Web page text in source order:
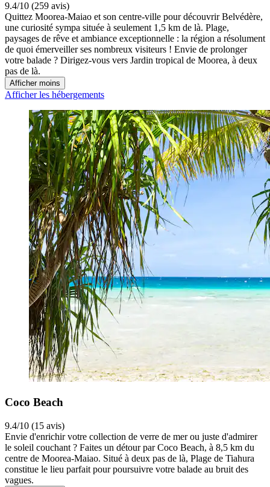
9.4/10 (259 avis)
Quittez Moorea-Maiao et son centre-ville pour découvrir Belvédère,
une curiosité sympa située à seulement 1,5 km de là. Plage,
paysages de rêve et ambiance exceptionnelle : la région a résolument
de quoi émerveiller ses nombreux visiteurs ! Envie de prolonger
votre balade ? Dirigez-vous vers Jardin tropical de Moorea, à deux
pas de là.
Afficher moins
Afficher les hébergements
Coco Beach
9.4/10 (15 avis)
Envie d'enrichir votre collection de verre de mer ou juste d'admirer
le soleil couchant ? Faites un détour par Coco Beach, à 8,5 km du
centre de Moorea-Maiao. Situé à deux pas de là, Plage de Tiahura
constitue le lieu parfait pour poursuivre votre balade au bruit des
vagues.